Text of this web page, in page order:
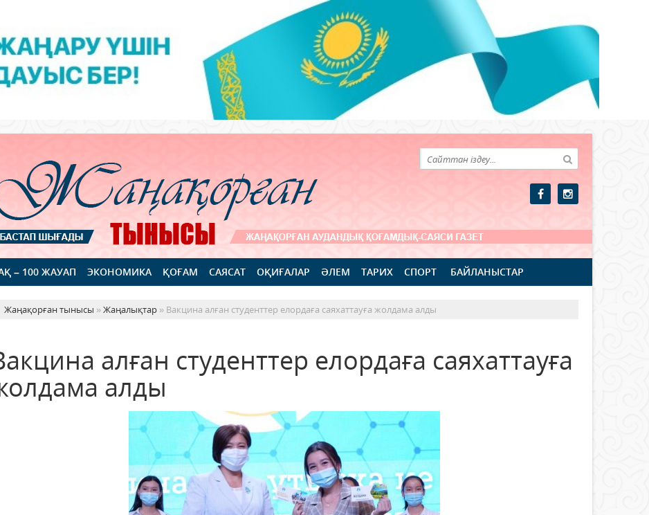
– 100 ЖАУАП ЭКОНОМИКА ҚОҒАМ САЯСАТ ОҚИҒАЛАР ӘЛЕМ ТАРИХ СПОРТ БАЙЛАНЫСТАР
Жаңақорған тынысы »Жаңалықтар » Вакцина алған студенттер елордаға саяхаттауға жолдама алды
алған студенттер елордаға саяхаттауға
алды